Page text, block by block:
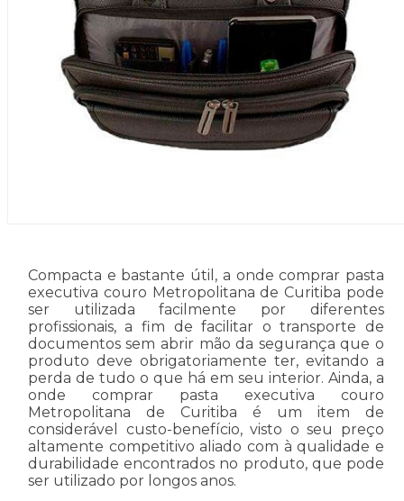
Compacta e bastante útil, a onde comprar pasta
executiva couro Metropolitana de Curitiba pode
ser utilizada facilmente por diferentes
profissionais, a fim de facilitar o transporte de
documentos sem abrir mão da segurança que o
produto deve obrigatoriamente ter, evitando a
perda de tudo o que há em seu interior. Ainda, a
onde comprar pasta executiva couro
Metropolitana de Curitiba é um item de
considerável custo-benefício, visto o seu preço
altamente competitivo aliado com à qualidade e
durabilidade encontrados no produto, que pode
ser utilizado por longos anos.